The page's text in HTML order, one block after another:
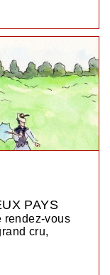
PAYS
rendez-vous
cru,